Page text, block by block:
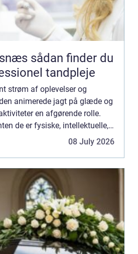
du
tandpleje
strøm af oplevelser og
animerede jagt på glæde og
en afgørende rolle.
de er fysiske, intellektuelle,
har magten til at forbedre ...
08 July 2026